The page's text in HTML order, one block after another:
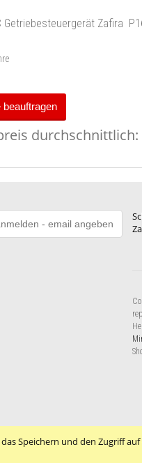
Speichern und den Zugriff
Getriebesteuergerät Zafira
durchschnittlich: